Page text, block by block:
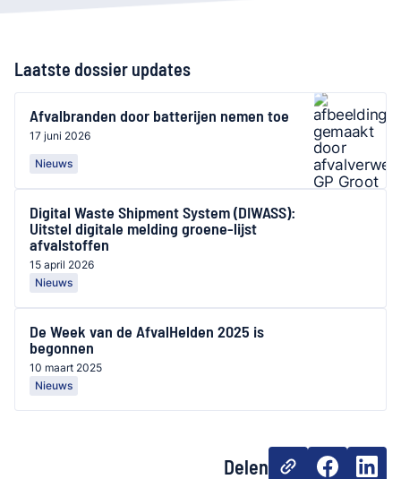
Laatste dossier updates
Afvalbranden door batterijen nemen toe
17 juni 2026
Nieuws
Digital Waste Shipment System (DIWASS):
Uitstel digitale melding groene-lijst
afvalstoffen
15 april 2026
Nieuws
De Week van de AfvalHelden 2025 is
begonnen
10 maart 2025
Nieuws
Delen